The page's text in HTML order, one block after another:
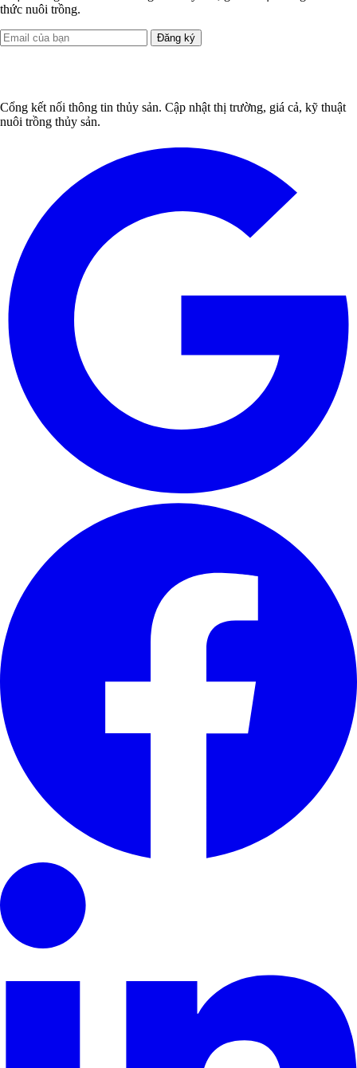
thức nuôi trồng.
Đăng ký
Cổng kết nối thông tin thủy sản. Cập nhật thị trường, giá cả, kỹ thuật
nuôi trồng thủy sản.